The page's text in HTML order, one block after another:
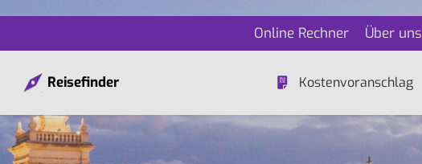
Online Rechner Über uns
Reisefinder Kostenvoranschlag